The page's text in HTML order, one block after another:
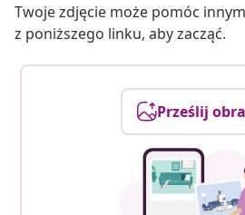
Twoje zdjęcie może pomóc
z poniższego linku, aby zacząć.
Prześlij